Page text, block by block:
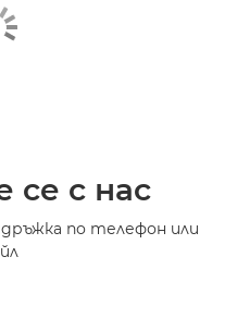
с нас
по телефон или